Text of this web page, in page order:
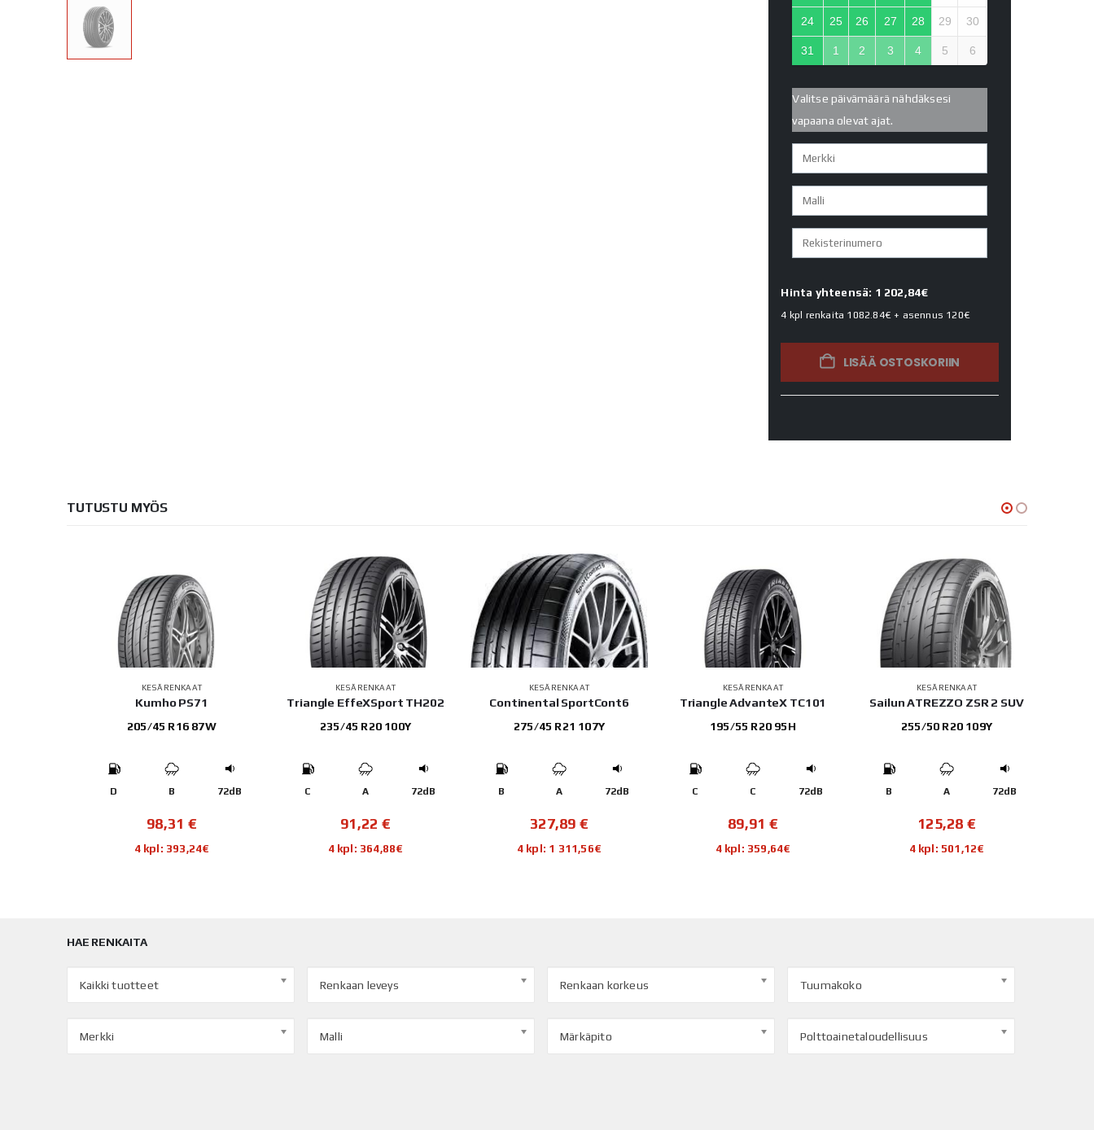
24 25 26 27 28 29 30
31 1 2 3 4 5 6
Valitse päivämäärä nähdäksesi
vapaana olevat ajat.
Hinta yhteensä: 1 202,84€
4 kpl renkaita 1082.84€ + asennus 120€
LISÄÄ OSTOSKORIIN
TUTUSTU MYÖS
KESÄRENKAAT
Kumho PS71
205/45 R16 87W
D B 72dB
98,31 €
4 kpl: 393,24€
KESÄRENKAAT
Triangle EffeXSport TH202
235/45 R20 100Y
C A 72dB
91,22 €
4 kpl: 364,88€
KESÄRENKAAT
Continental SportCont6
275/45 R21 107Y
B A 72dB
327,89 €
4 kpl: 1 311,56€
KESÄRENKAAT
Triangle AdvanteX TC101
195/55 R20 95H
C C 72dB
89,91 €
4 kpl: 359,64€
KESÄRENKAAT
Sailun ATREZZO ZSR 2 SUV
255/50 R20 109Y
B A 72dB
125,28 €
4 kpl: 501,12€
HAE RENKAITA
Kaikki tuotteet Renkaan leveys Renkaan korkeus Tuumakoko
Merkki Malli Märkäpito Polttoainetaloudellisuus